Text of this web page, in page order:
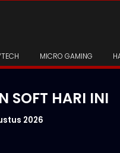
MICRO GAMING
SOFT HARI INI
2026